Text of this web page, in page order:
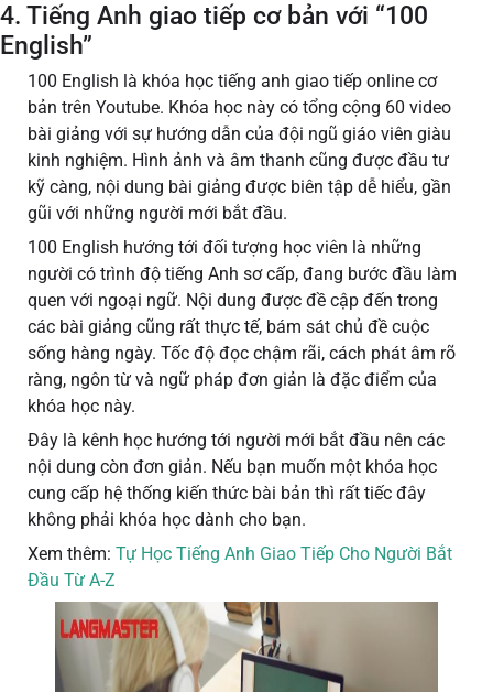
4. Tiếng Anh giao tiếp cơ bản với “100
English”
100 English là khóa học tiếng anh giao tiếp online cơ
bản trên Youtube. Khóa học này có tổng cộng 60 video
bài giảng với sự hướng dẫn của đội ngũ giáo viên giàu
kinh nghiệm. Hình ảnh và âm thanh cũng được đầu tư
kỹ càng, nội dung bài giảng được biên tập dễ hiểu, gần
gũi với những người mới bắt đầu.
100 English hướng tới đối tượng học viên là những
người có trình độ tiếng Anh sơ cấp, đang bước đầu làm
quen với ngoại ngữ. Nội dung được đề cập đến trong
các bài giảng cũng rất thực tế, bám sát chủ đề cuộc
sống hàng ngày. Tốc độ đọc chậm rãi, cách phát âm rõ
ràng, ngôn từ và ngữ pháp đơn giản là đặc điểm của
khóa học này.
Đây là kênh học hướng tới người mới bắt đầu nên các
nội dung còn đơn giản. Nếu bạn muốn một khóa học
cung cấp hệ thống kiến thức bài bản thì rất tiếc đây
không phải khóa học dành cho bạn.
Xem thêm: Tự Học Tiếng Anh Giao Tiếp Cho Người Bắt
Đầu Từ A-Z